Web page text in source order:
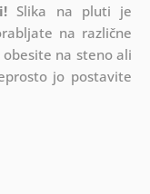
Slika na pluti je
na različne
na steno ali
jo postavite